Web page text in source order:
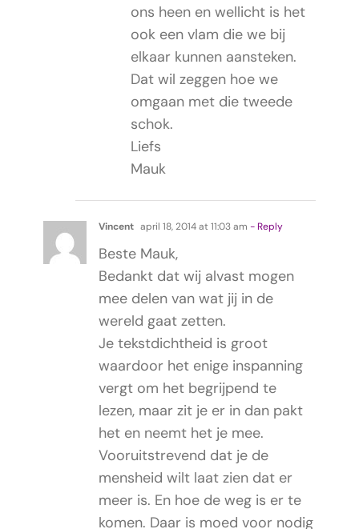
ons heen en wellicht is het
ook een vlam die we bij
elkaar kunnen aansteken.
Dat wil zeggen hoe we
omgaan met die tweede
schok.
Liefs
Mauk
Vincent april 18, 2014 at 11:03 am - Reply
Beste Mauk,
Bedankt dat wij alvast mogen
mee delen van wat jij in de
wereld gaat zetten.
Je tekstdichtheid is groot
waardoor het enige inspanning
vergt om het begrijpend te
lezen, maar zit je er in dan pakt
het en neemt het je mee.
Vooruitstrevend dat je de
mensheid wilt laat zien dat er
meer is. En hoe de weg is er te
komen. Daar is moed voor nodig